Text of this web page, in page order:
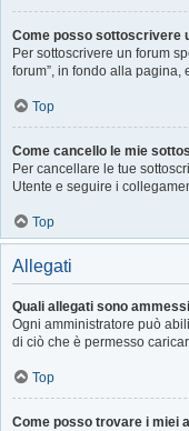
Come posso sottoscrivere
Per sottoscrivere un forum
forum”, in fondo alla pagina,
Top
Come cancello le mie
Per cancellare le tue
Utente e seguire i
Top
Allegati
Quali allegati sono
Ogni amministratore può
di ciò che è permesso
Top
Come posso trovare i miei